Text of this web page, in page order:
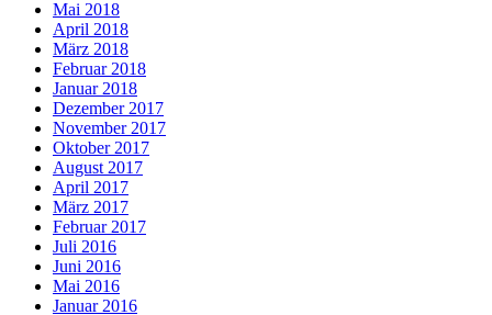
Mai 2018
April 2018
März 2018
Februar 2018
Januar 2018
Dezember 2017
November 2017
Oktober 2017
August 2017
April 2017
März 2017
Februar 2017
Juli 2016
Juni 2016
Mai 2016
Januar 2016